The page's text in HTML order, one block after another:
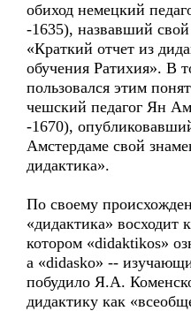
обиход немецкий
-1635), назвавший
«Краткий отчет из
обучения Ратихия». В
пользовался этим
чешский педагог Ян
-1670),
Амстердаме свой
дидактика».
По своему
«дидактика» восходит
котором «didaktikos»
a «didasko» --
побудило Я.А.
дидактику как